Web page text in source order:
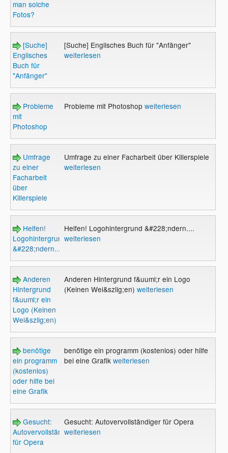
man solche
Fotos?
[Suche]
Englisches
Buch für
"Anfänger"
[Suche] Englisches Buch für "Anfänger"
weiterlesen
Probleme
mit
Photoshop
Probleme mit Photoshop weiterlesen
Umfrage
zu einer
Facharbeit
über
Killerspiele
Umfrage zu einer Facharbeit über Killerspiele
weiterlesen
Helfen!
Logohintergrund
&#228;ndern....
Helfen! Logohintergrund &#228;ndern....
weiterlesen
Anderen
Hintergrund
f&uuml;r ein
Logo (Keinen
Wei&szlig;en)
Anderen Hintergrund f&uuml;r ein Logo
(Keinen Wei&szlig;en) weiterlesen
benötige
ein programm
(kostenlos)
oder hilfe bei
eine Grafik
benötige ein programm (kostenlos) oder hilfe
bei eine Grafik weiterlesen
Gesucht:
Autovervollständiger
für Opera
Gesucht: Autovervollständiger für Opera
weiterlesen